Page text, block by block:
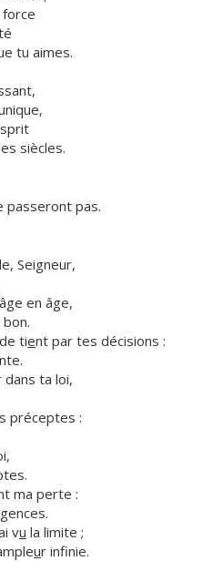
tu aimes.
siècles.
passeront pas.
le, Seigneur,
en âge,
tient par tes décisions :
dans ta loi,
préceptes :
ma perte :
vu la limite ;
ur infinie.